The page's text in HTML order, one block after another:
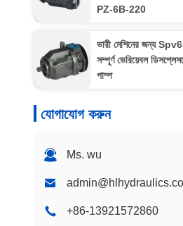
PZ-6B-220
ভারী মেশিনের জন্য
সম্পূর্ণ ভেরিয়েবল
পাম্প
যোগাযোগ করুন
Ms. wu
+86-13921572860